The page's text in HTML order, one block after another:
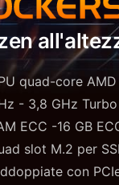
quad-core
- 3,8 GHz Turbo
ECC -16 GB
slot M.2 per
con